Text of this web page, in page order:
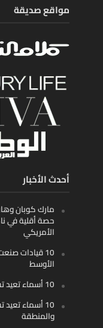
مواقع صديقة
أحدث الأخبار
مارك كوبان
حصة أقلية في
الأمريكي
10 قيادات
الأوسط
10 أسماء تعيد تشكيل اللوجستيات الذكية في الخليج
10 أسماء
والمنطقة